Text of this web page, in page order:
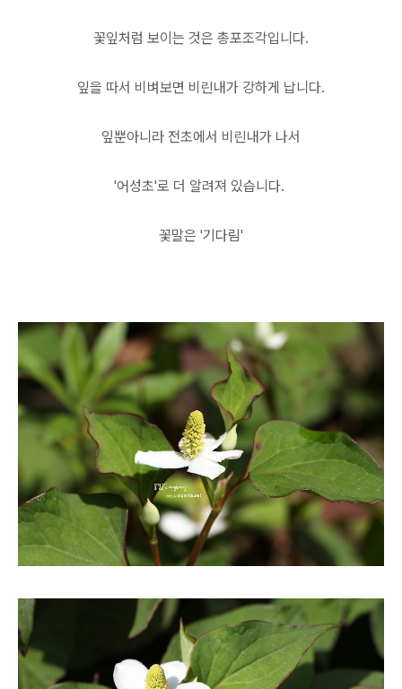
꽃잎처럼 보이는 것은 총포조각입니다.
잎을 따서 비벼보면 비린내가 강하게 납니다.
잎뿐아니라 전초에서 비린내가 나서
'어성초'로 더 알려져 있습니다.
꽃말은 '기다림'